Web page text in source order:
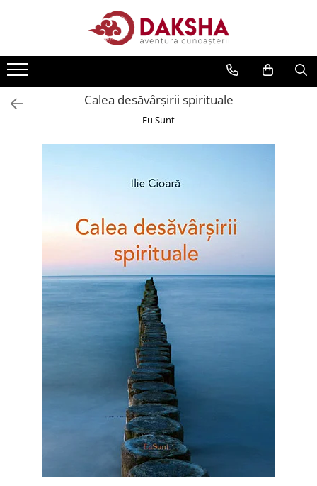
Editura Daksha
Seria Radu Cinamar
Seria David Icke
Transformare spirituală
Psihologie
Dezvoltare personală
Calea desăvârşirii spirituale
Eu Sunt